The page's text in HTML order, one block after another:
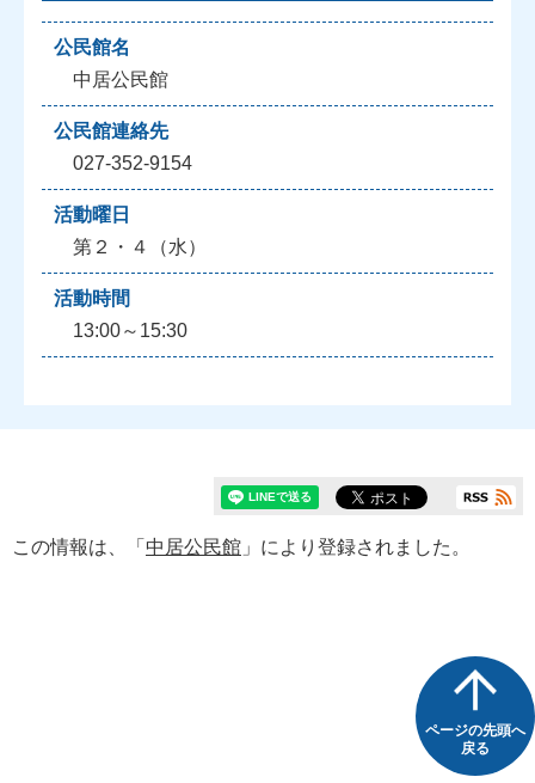
公民館名
中居公民館
公民館連絡先
027-352-9154
活動曜日
第２・４（水）
活動時間
13:00～15:30
この情報は、「 中居公民館 」により登録されました。
ページの先頭へ
戻る